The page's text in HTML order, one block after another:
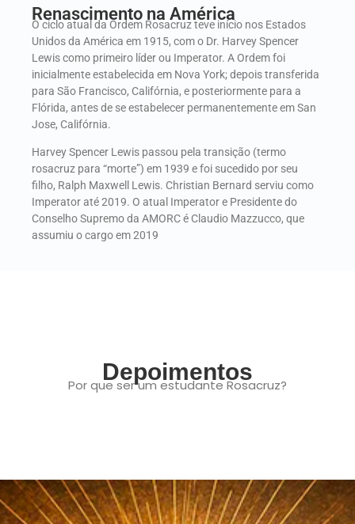
Renascimento na América
O ciclo atual da Ordem Rosacruz teve início nos Estados
Unidos da América em 1915, com o Dr. Harvey Spencer
Lewiscomo primeiro líder ou Imperator. A Ordem foi
inicialmente estabelecida em Nova York; depois transferida
para São Francisco, Califórnia, e posteriormente para a
Flórida, antes de se estabelecer permanentemente emSan
Jose, Califórnia.
Harvey Spencer Lewis passou pela transição (termo
rosacruz para “morte”) em 1939 e foi sucedido por seu
filho, Ralph Maxwell Lewis. Christian Bernard serviu como
Imperator até 2019. O atual Imperator e Presidente do
Conselho Supremo da AMORC é Claudio Mazzucco, que
assumiu o cargo em 2019
Depoimentos
Por que ser um estudante Rosacruz?